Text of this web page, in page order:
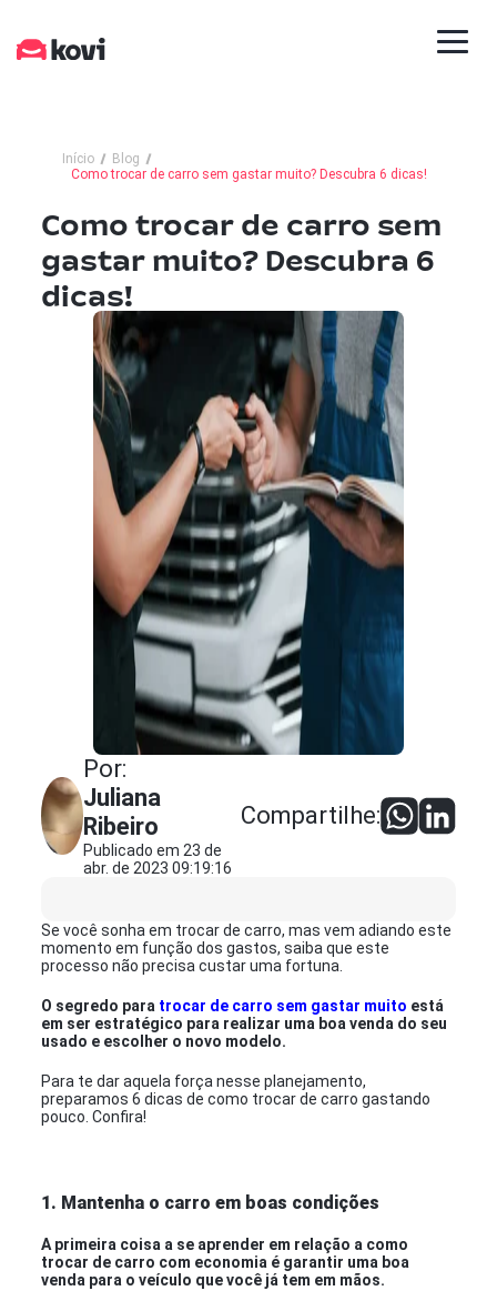
Início
Blog
Como trocar de carro sem gastar muito? Descubra 6 dicas!
Como trocar de carro sem
gastar muito? Descubra 6
dicas!
Por:
Juliana
Ribeiro
Publicado em 23 de
abr. de 2023 09:19:16
Compartilhe:
Se você sonha em trocar de carro, mas vem adiando este
momento em função dos gastos, saiba que este
processo não precisa custar uma fortuna.
O segredo para trocar de carro sem gastar muito está
em ser estratégico para realizar uma boa venda do seu
usado e escolher o novo modelo.
Para te dar aquela força nesse planejamento,
preparamos 6 dicas de como trocar de carro gastando
pouco. Confira!
1. Mantenha o carro em boas condições
A primeira coisa a se aprender em relação a como
trocar de carro com economia é garantir uma boa
venda para o veículo que você já tem em mãos.